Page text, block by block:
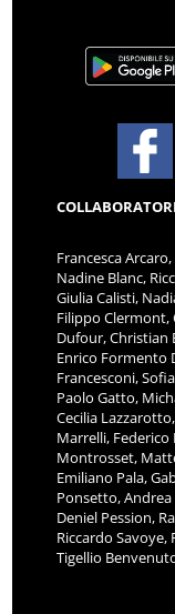
Francesca
Nadine Blanc,
Giulia Calisti,
Filippo Clermont,
Dufour, Christian
Enrico Formento
Francesconi,
Paolo Gatto,
Cecilia
Marrelli,
Montrosset,
Emiliano Pala,
Ponsetto,
Deniel Pession,
Riccardo Savoye,
Tigellio